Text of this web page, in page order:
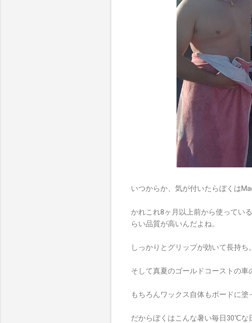
いつからか、気が付いたらぼくは
かれこれ8ヶ月以上前から使ってい
らい品質が高いんだよね。
しっかりとグリップが効いて長持ち。
そして真夏のゴールドコーストの車
もちろんワックス自体もボードに塗
だからぼくはこんな暑い毎日30℃な